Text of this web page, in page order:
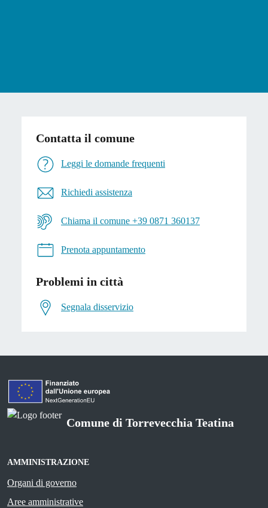
Contatta il comune
Leggi le domande frequenti
Richiedi assistenza
Chiama il comune +39 0871 360137
Prenota appuntamento
Problemi in città
Segnala disservizio
Comune di Torrevecchia Teatina
AMMINISTRAZIONE
Organi di governo
Aree amministrative